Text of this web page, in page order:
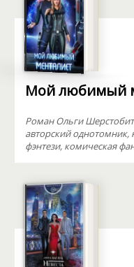
Мой любимый
Роман Ольги
авторский
фэнтези, комическая